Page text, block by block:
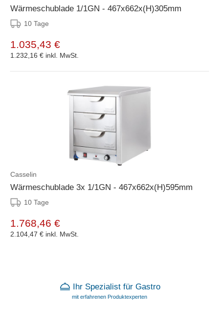
Wärmeschublade 1/1GN - 467x662x(H)305mm
10 Tage
1.035,43 €
1.232,16 € inkl. MwSt.
Casselin
Wärmeschublade 3x 1/1GN - 467x662x(H)595mm
10 Tage
1.768,46 €
2.104,47 € inkl. MwSt.
Ihr Spezialist für Gastro
mit erfahrenen Produktexperten